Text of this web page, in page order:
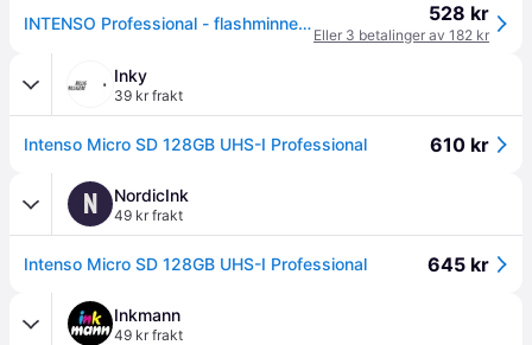
INTENSO Professional - flashminnekort - 128 GB - microSDXC UHS-I (3433491) 528 kr
Eller 3 betalinger av 182 kr
Inky
39 kr frakt
Intenso Micro SD 128GB UHS-I Professional 610 kr
N NordicInk
49 kr frakt
Intenso Micro SD 128GB UHS-I Professional 645 kr
Inkmann
49 kr frakt